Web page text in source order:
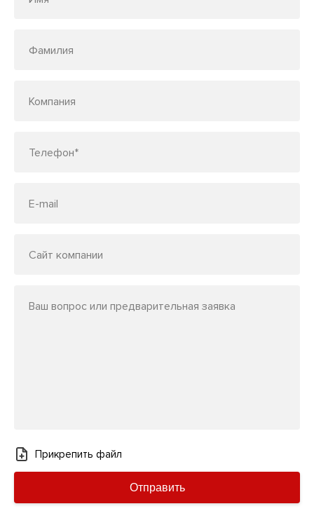
Фамилия
Компания
Телефон*
E-mail
Сайт компании
Ваш вопрос или предварительная заявка
Прикрепить файл
Отправить